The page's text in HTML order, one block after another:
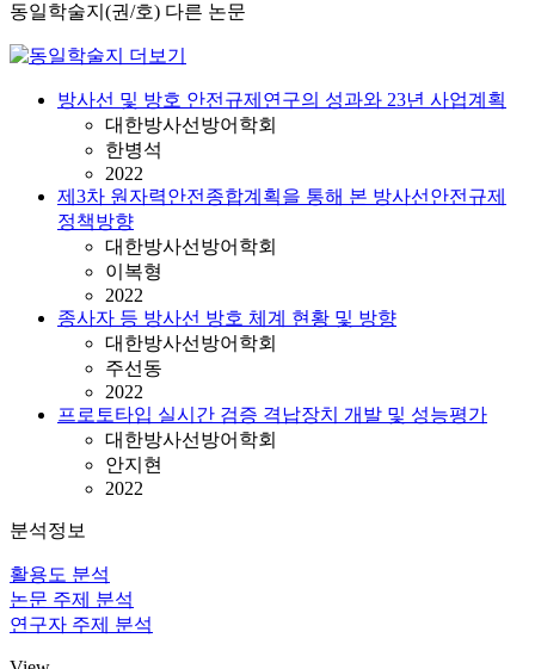
동일학술지(권/호) 다른 논문
방사선 및 방호 안전규제연구의 성과와 23년 사업계획
대한방사선방어학회
한병석
2022
제3차 원자력안전종합계획을 통해 본 방사선안전규제
정책방향
대한방사선방어학회
이복형
2022
종사자 등 방사선 방호 체계 현황 및 방향
대한방사선방어학회
주선동
2022
프로토타입 실시간 검증 격납장치 개발 및 성능평가
대한방사선방어학회
안지현
2022
분석정보
활용도 분석
논문 주제 분석
연구자 주제 분석